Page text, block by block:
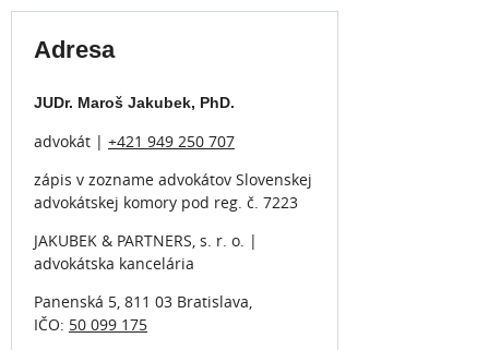
Adresa
JUDr. Maroš Jakubek, PhD.
advokát | +421 949 250 707
zápis v zozname advokátov Slovenskej
advokátskej komory pod reg. č. 7223
JAKUBEK & PARTNERS, s. r. o. |
advokátska kancelária
Panenská 5, 811 03 Bratislava,
IČO: 50 099 175